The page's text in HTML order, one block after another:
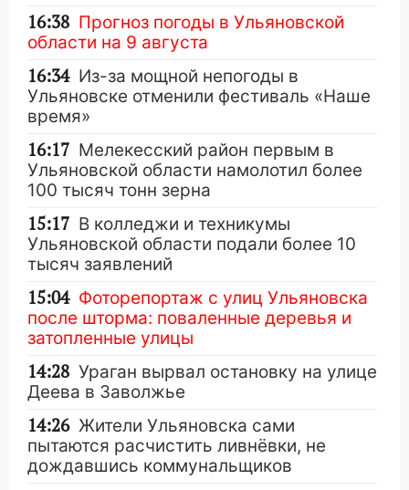
16:38 Прогноз погоды в Ульяновской
области на 9 августа
16:34 Из-за мощной непогоды в
Ульяновске отменили фестиваль «Наше
время»
16:17 Мелекесский район первым в
Ульяновской области намолотил более
100 тысяч тонн зерна
15:17 В колледжи и техникумы
Ульяновской области подали более 10
тысяч заявлений
15:04 Фоторепортаж с улиц Ульяновска
после шторма: поваленные деревья и
затопленные улицы
14:28 Ураган вырвал остановку на улице
Деева в Заволжье
14:26 Жители Ульяновска сами
пытаются расчистить ливнёвки, не
дождавшись коммунальщиков